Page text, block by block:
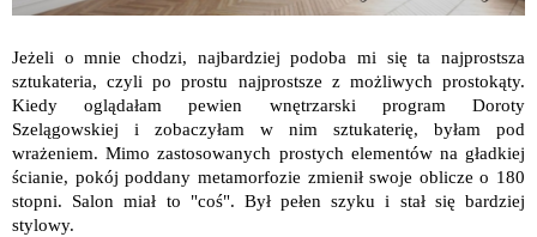
Jeżeli o mnie chodzi, najbardziej podoba mi się ta najprostsza
sztukateria, czyli po prostu najprostsze z możliwych prostokąty.
Kiedy oglądałam pewien wnętrzarski program Doroty
Szelągowskiej i zobaczyłam w nim sztukaterię, byłam pod
wrażeniem. Mimo zastosowanych prostych elementów na gładkiej
ścianie, pokój poddany metamorfozie zmienił swoje oblicze o 180
stopni. Salon miał to "coś". Był pełen szyku i stał się bardziej
stylowy.